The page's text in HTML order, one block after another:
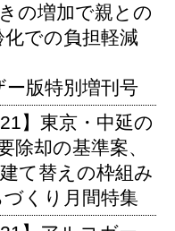
の増加で親との
での負担軽減
ー版特別増刊号
】東京・中延の
除却の基準案、
て替えの枠組み
づくり月間特集